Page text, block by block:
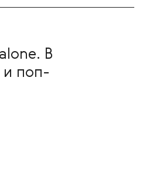
В
и поп-